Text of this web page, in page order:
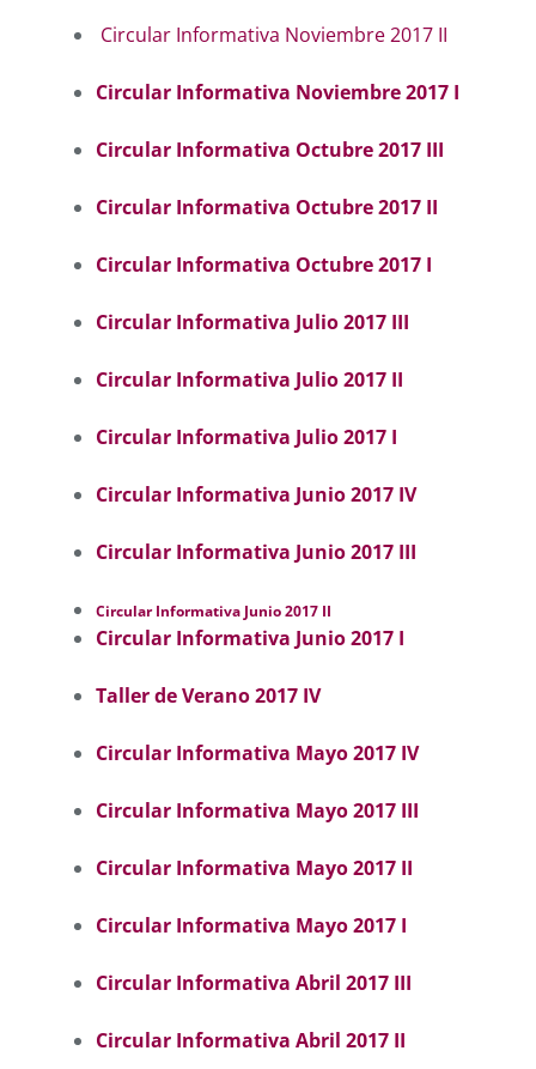
Circular Informativa Noviembre 2017 II
Circular Informativa Noviembre 2017 I
Circular Informativa Octubre 2017 III
Circular Informativa Octubre 2017 II
Circular Informativa Octubre 2017 I
Circular Informativa Julio 2017 III
Circular Informativa Julio 2017 II
Circular Informativa Julio 2017 I
Circular Informativa Junio 2017 IV
Circular Informativa Junio 2017 III
Circular Informativa Junio 2017 II
Circular Informativa Junio 2017 I
Taller de Verano 2017 IV
Circular Informativa Mayo 2017 IV
Circular Informativa Mayo 2017 III
Circular Informativa Mayo 2017 II
Circular Informativa Mayo 2017 I
Circular Informativa Abril 2017 III
Circular Informativa Abril 2017 II